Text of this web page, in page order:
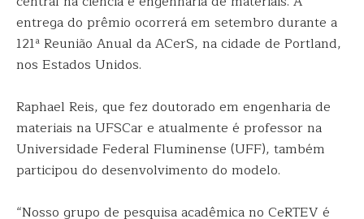
entrega do prêmio ocorrerá em setembro durante a
121ª Reunião Anual da ACerS, na cidade de Portland,
nos Estados Unidos.
Raphael Reis, que fez doutorado em engenharia de
materiais na UFSCar e atualmente é professor na
Universidade Federal Fluminense (UFF), também
participou do desenvolvimento do modelo.
“Nosso grupo de pesquisa acadêmica no CeRTEV é